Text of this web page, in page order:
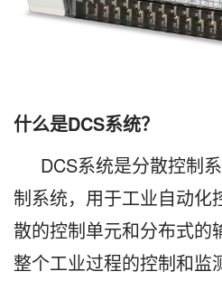
什么是DCS系统？
DCS系统是分散控制
制系统，用于工业自动化
散的控制单元和分布式的
整个工业过程的控制和监